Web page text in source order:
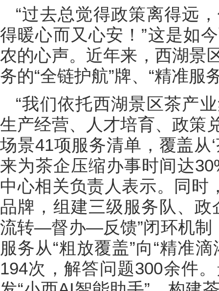
“过去总觉得政策离得远
得暖心而又心安！”这是如
农的心声。近年来，西湖景
务的“全链护航”牌、“精准服
“我们依托西湖景区茶产
生产经营、人才培育、政策
场景41项服务清单，覆盖从
来为茶企压缩办事时间达
中心相关负责人表示。同时
品牌，组建三级服务队、
流转—督办—反馈”闭环机制
服务从“粗放覆盖”向“精准
194次，解答问题300余件